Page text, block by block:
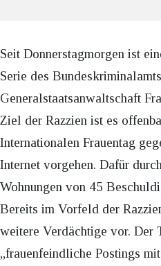
Seit Donnerstagmorgen ist
Serie des
Generalstaatsanwaltschaft
Ziel der Razzien ist es
Internationalen Frauentag
Internet vorgehen. Dafür
Wohnungen von 45
Bereits im Vorfeld der
weitere Verdächtige vor. Der
„frauenfeindliche Postings